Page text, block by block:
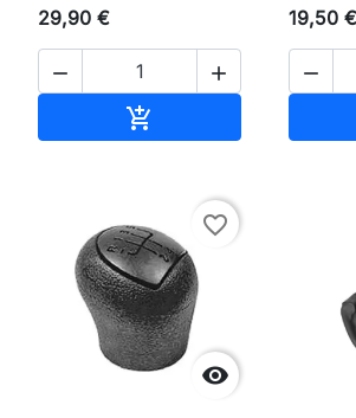
29,90 €
 

19,50 €


favorite_border